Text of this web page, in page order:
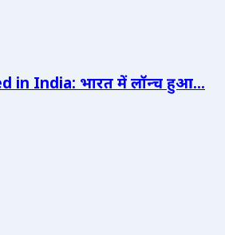
in India: भारत में लॉन्च हुआ...